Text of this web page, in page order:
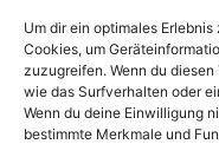
Um dir ein optimales
Cookies, um
zuzugreifen. Wenn du
wie das Surfverhalten oder
Wenn du deine Einwilligung
bestimmte Merkmale und
der
Beiträge
1 2